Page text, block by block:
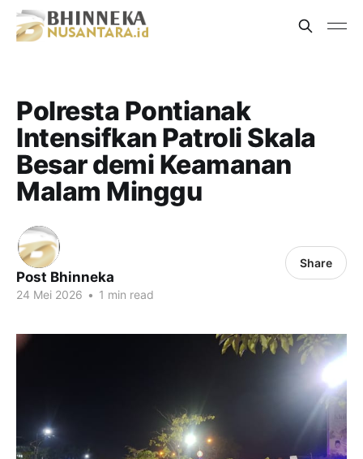
Polresta Pontianak
Intensifkan Patroli Skala
Besar demi Keamanan
Malam Minggu
Post Bhinneka
24 Mei 2026 • 1 min read
Share